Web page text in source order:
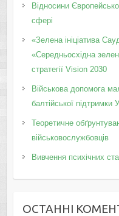
Відносини
сфері
«Зелена ініціатива
«Середньосхідна
стратегії Vision 2030
Військова допомога
балтійської підтримки
Теоретичне
військовослужбовців
Вивчення психічних
ОСТАННІ